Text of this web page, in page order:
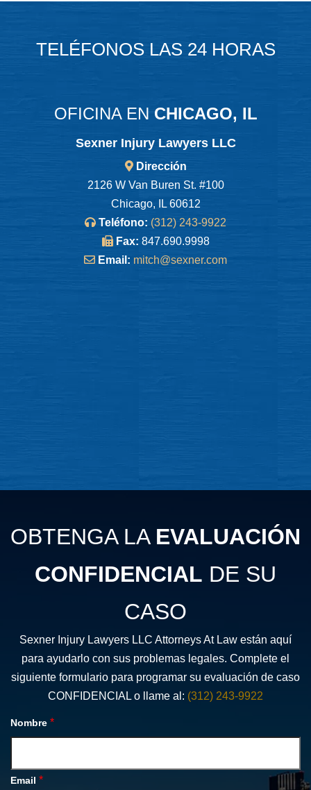
TELÉFONOS LAS 24 HORAS
OFICINA EN CHICAGO, IL
Sexner Injury Lawyers LLC
Dirección
2126 W Van Buren St. #100
Chicago, IL 60612
Teléfono: (312) 243-9922
Fax: 847.690.9998
Email: mitch@sexner.com
OBTENGA LA EVALUACIÓN
CONFIDENCIAL DE SU
CASO
Sexner Injury Lawyers LLC Attorneys At Law están aquí
para ayudarlo con sus problemas legales. Complete el
siguiente formulario para programar su evaluación de caso
CONFIDENCIAL o llame al: (312) 243-9922
Nombre *
Email *